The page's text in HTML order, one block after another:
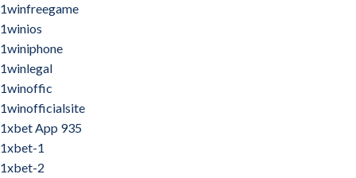
1winfreegame
1winios
1winiphone
1winlegal
1winoffic
1winofficialsite
1xbet App 935
1xbet-1
1xbet-2